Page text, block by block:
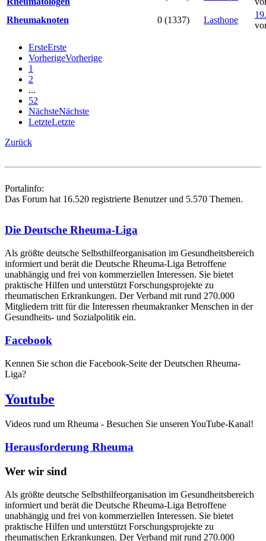
Rheumaknoten
0 (1337) Lasthope
ErsteErste
VorherigeVorherige
1
2
...
52
NächsteNächste
LetzteLetzte
Zurück
Portalinfo:
Das Forum hat 16.520 registrierte Benutzer und 5.570 Themen.
Die Deutsche Rheuma-Liga
Als größte deutsche Selbsthilfe­organisation im Gesundheitsbereich
informiert und berät die Deutsche Rheuma-Liga Betroffene
unabhängig und frei von kommerziellen Interessen. Sie bietet
praktische Hilfen und unterstützt Forschungsprojekte zu
rheumatischen Erkrankungen. Der Verband mit rund 270.000
Mitgliedern tritt für die Interessen rheumakranker Menschen in der
Gesundheits- und Sozialpolitik ein.
Facebook
Kennen Sie schon die Facebook-Seite der Deutschen Rheuma-
Liga?
Youtube
Videos rund um Rheuma - Besuchen Sie unseren YouTube-Kanal!
Herausforderung Rheuma
Wer wir sind
Als größte deutsche Selbsthilfeorganisation im Gesundheitsbereich
informiert und berät die Deutsche Rheuma-Liga Betroffene
unabhängig und frei von kommerziellen Interessen. Sie bietet
praktische Hilfen und unterstützt Forschungsprojekte zu
rheumatischen Erkrankungen. Der Verband mit rund 270.000